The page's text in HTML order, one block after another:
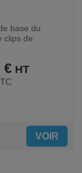
base du
clips de
€
VOIR